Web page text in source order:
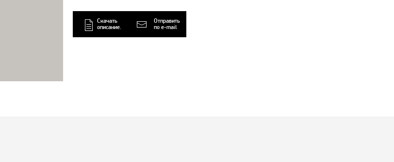
Скачать
описание.
Отправить
по e-mail